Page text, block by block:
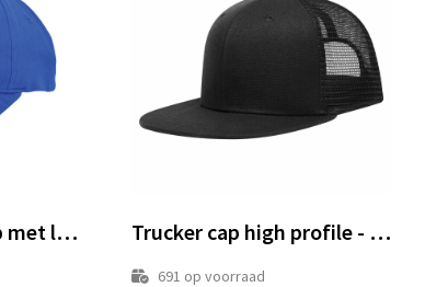
Heavy brushed cap met ledverlichting Trucker cap high profile - Retail
691 op voorraad